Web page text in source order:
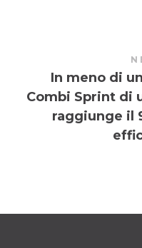
In meno di
Combi Sprint di
raggiunge il